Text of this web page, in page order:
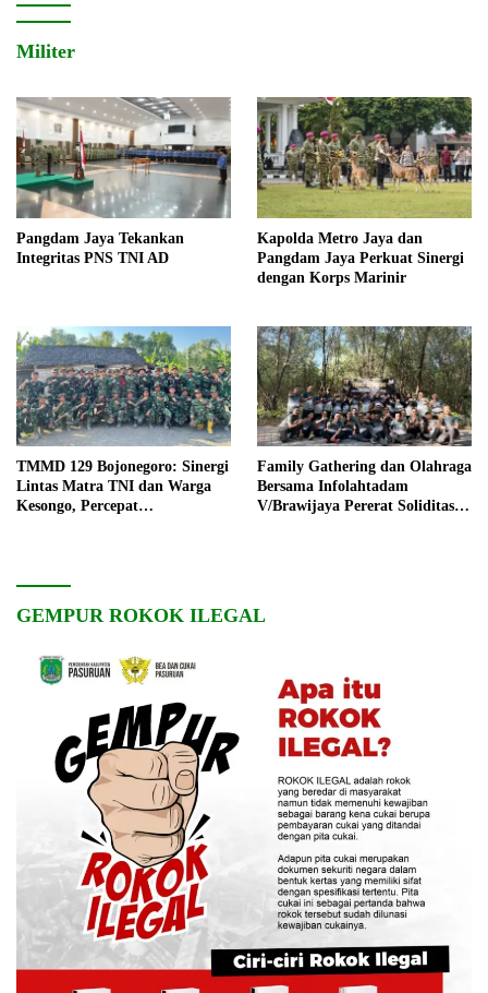
Militer
Pangdam Jaya Tekankan
Integritas PNS TNI AD
Kapolda Metro Jaya dan
Pangdam Jaya Perkuat Sinergi
dengan Korps Marinir
TMMD 129 Bojonegoro: Sinergi
Lintas Matra TNI dan Warga
Kesongo, Percepat
Family Gathering dan Olahraga
Bersama Infolahtadam
V/Brawijaya Pererat Soliditas
GEMPUR ROKOK ILEGAL